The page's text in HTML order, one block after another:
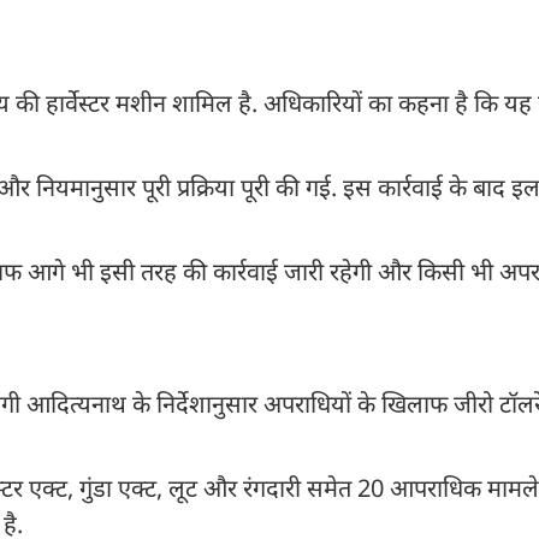
मशीन शामिल है. अधिकारियों का कहना है कि यह
नियमानुसार पूरी प्रक्रिया पूरी की गई. इस कार्रवाई के बाद
भी इसी तरह की कार्रवाई जारी रहेगी और किसी भी
आदित्यनाथ के निर्देशानुसार अपराधियों के खिलाफ जीरो
एक्ट, गुंडा एक्ट, लूट और रंगदारी समेत 20 आपराधिक